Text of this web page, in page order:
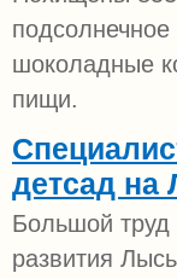
шоколадные
пищи.
детсад на
Большой труд
развития